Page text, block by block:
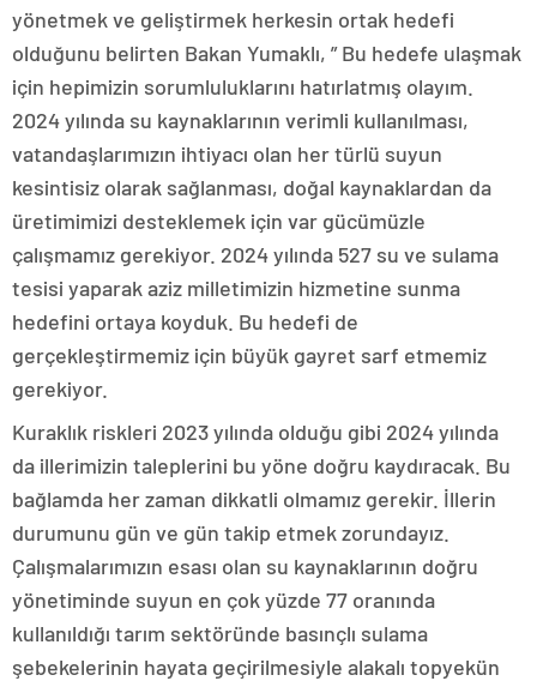
yönetmek ve geliştirmek herkesin ortak hedefi
olduğunu belirten Bakan Yumaklı, ” Bu hedefe ulaşmak
için hepimizin sorumluluklarını hatırlatmış olayım.
2024 yılında su kaynaklarının verimli kullanılması,
vatandaşlarımızın ihtiyacı olan her türlü suyun
kesintisiz olarak sağlanması, doğal kaynaklardan da
üretimimizi desteklemek için var gücümüzle
çalışmamız gerekiyor. 2024 yılında 527 su ve sulama
tesisi yaparak aziz milletimizin hizmetine sunma
hedefini ortaya koyduk. Bu hedefi de
gerçekleştirmemiz için büyük gayret sarf etmemiz
gerekiyor.
Kuraklık riskleri 2023 yılında olduğu gibi 2024 yılında
da illerimizin taleplerini bu yöne doğru kaydıracak. Bu
bağlamda her zaman dikkatli olmamız gerekir. İllerin
durumunu gün ve gün takip etmek zorundayız.
Çalışmalarımızın esası olan su kaynaklarının doğru
yönetiminde suyun en çok yüzde 77 oranında
kullanıldığı tarım sektöründe basınçlı sulama
şebekelerinin hayata geçirilmesiyle alakalı topyekün